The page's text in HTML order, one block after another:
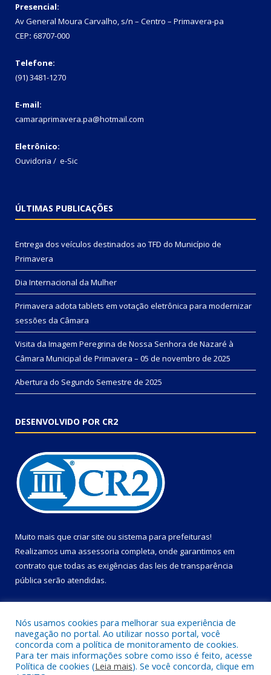
Presencial:
Av General Moura Carvalho, s/n – Centro – Primavera-pa
CEP: 68707-000
Telefone:
(91) 3481-1270
E-mail:
camaraprimavera.pa@hotmail.com
Eletrônico:
Ouvidoria / e-Sic
ÚLTIMAS PUBLICAÇÕES
Entrega dos veículos destinados ao TFD do Município de
Primavera
Dia Internacional da Mulher
Primavera adota tablets em votação eletrônica para modernizar
sessões da Câmara
Visita da Imagem Peregrina de Nossa Senhora de Nazaré à
Câmara Municipal de Primavera – 05 de novembro de 2025
Abertura do Segundo Semestre de 2025
DESENVOLVIDO POR CR2
Muito mais que criar site ou sistema para prefeituras!
Realizamos uma assessoria completa, onde garantimos em
contrato que todas as exigências das leis de transparência
pública serão atendidas.
Todos os direitos reservados a Câmara Municipal de Primavera.
Nós usamos cookies para melhorar sua experiência de
navegação no portal. Ao utilizar nosso portal, você
concorda com a política de monitoramento de cookies.
Para ter mais informações sobre como isso é feito, acesse
Política de cookies (Leia mais). Se você concorda, clique em